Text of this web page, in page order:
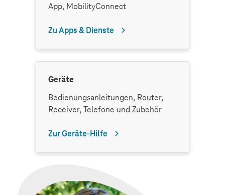
App, MobilityConnect
Zu Apps & Dienste
Geräte
Bedienungsanleitungen, Router,
Receiver, Telefone und Zubehör
Zur Geräte-Hilfe